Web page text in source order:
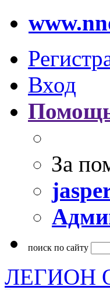
Вход
За
поиск по сайту
ЛЕГИОН